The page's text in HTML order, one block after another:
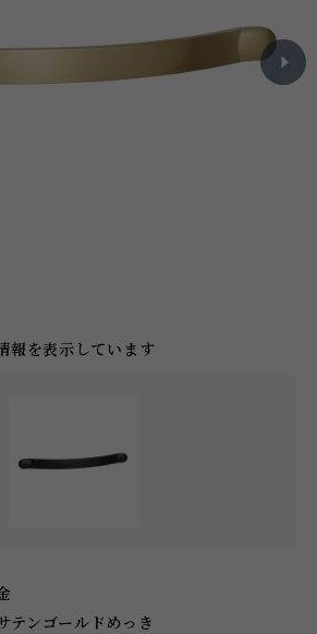
報を表示しています
テンゴールドめっき